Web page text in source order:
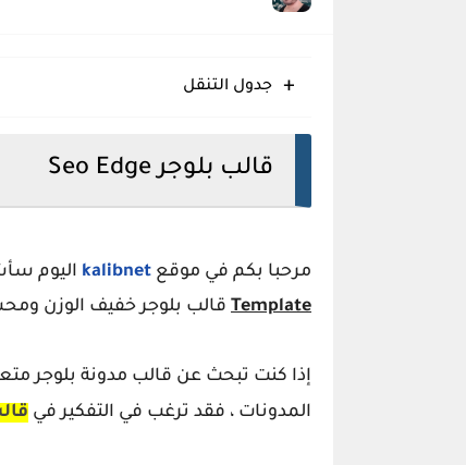
جدول التنقل
قالب بلوجر Seo Edge
مرحبا بكم في موقع kalibnet اليوم
Template قالب بلوجر خفيف الوزن
إذا كنت تبحث عن قالب مدونة بلوجر
المدونات ، فقد ترغب في التفكير في